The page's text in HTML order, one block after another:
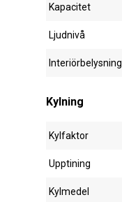
Kapacitet
Ljudnivå
Interiörbelysning
Kylning
Kylfaktor
Upptining
Kylmedel